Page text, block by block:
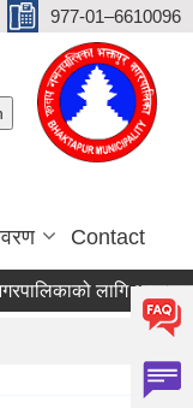
977-01–6610096
Contact
लागि आवश्यक